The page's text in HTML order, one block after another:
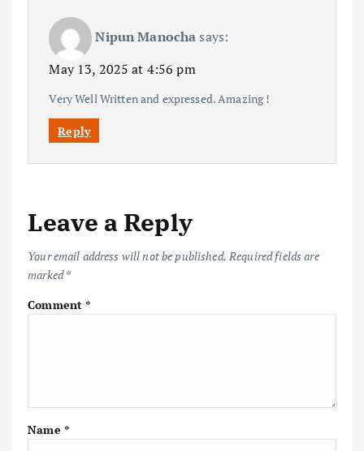
Nipun Manocha says:
May 13, 2025 at 4:56 pm
Very Well Written and expressed. Amazing !
Reply
Leave a Reply
Your email address will not be published. Required fields are
marked*
Comment*
Name *